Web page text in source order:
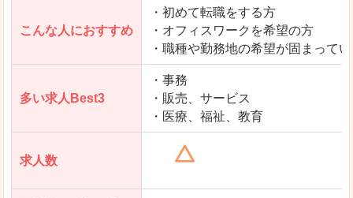
「とらばーゆ」で「湖南市」の
求人を含んだページを見てみる
こんな人におすすめ
・初めて転職をする方
・オフィスワークを希望の方
・職種や勤務地の希望が固まって
多い求人Best3
・事務
・販売、サービス
・医療、福祉、教育
求人数